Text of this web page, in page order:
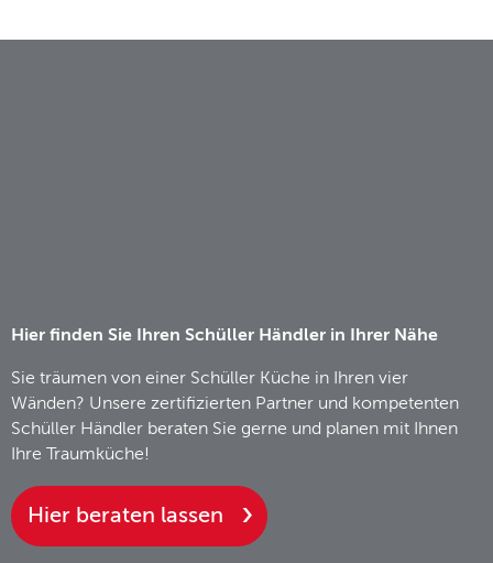
Hier finden Sie Ihren Schüller Händler in Ihrer Nähe
Sie träumen von einer Schüller Küche in Ihren vier
Wänden? Unsere zertifizierten Partner und kompetenten
Schüller Händler beraten Sie gerne und planen mit Ihnen
Ihre Traumküche!
Hier beraten lassen